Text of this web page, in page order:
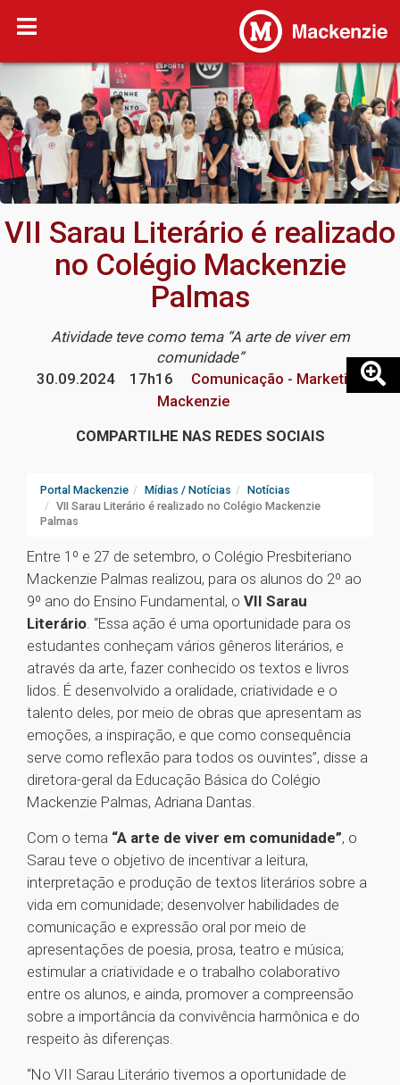
VII Sarau Literário é realizado
no Colégio Mackenzie
Palmas
Atividade teve como tema “A arte de viver em
comunidade”
30.09.2024
17h16
Comunicação - Marketing
Mackenzie
COMPARTILHE NAS REDES SOCIAIS
Portal Mackenzie Mídias / Notícias
Notícias
VII Sarau Literário é realizado no Colégio Mackenzie
Palmas
Entre 1º e 27 de setembro, o Colégio Presbiteriano
Mackenzie Palmas realizou, para os alunos do 2º ao
9º ano do Ensino Fundamental, o VII Sarau
Literário. “Essa ação é uma oportunidade para os
estudantes conheçam vários gêneros literários, e
através da arte, fazer conhecido os textos e livros
lidos. É desenvolvido a oralidade, criatividade e o
talento deles, por meio de obras que apresentam as
emoções, a inspiração, e que como consequência
serve como reflexão para todos os ouvintes”, disse a
diretora-geral da Educação Básica do Colégio
Mackenzie Palmas, Adriana Dantas.
Com o tema “A arte de viver em comunidade”, o
Sarau teve o objetivo de incentivar a leitura,
interpretação e produção de textos literários sobre a
vida em comunidade; desenvolver habilidades de
comunicação e expressão oral por meio de
apresentações de poesia, prosa, teatro e música;
estimular a criatividade e o trabalho colaborativo
entre os alunos, e ainda, promover a compreensão
sobre a importância da convivência harmônica e do
respeito às diferenças.
“No VII Sarau Literário tivemos a oportunidade de